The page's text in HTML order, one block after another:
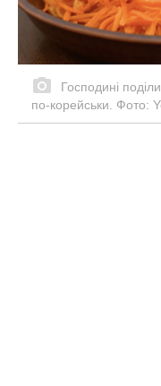
Господині
по-корейськи. Фото: